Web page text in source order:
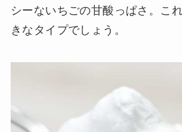
シーないちごの甘酸っぱさ。こ
きなタイプでしょう。